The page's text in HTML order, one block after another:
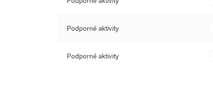
Podporné aktivity
Podporné aktivity